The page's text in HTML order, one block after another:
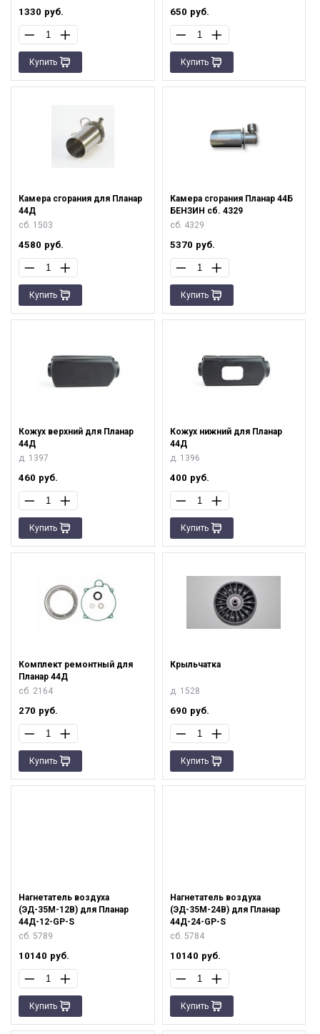
1330 руб.
Купить
650 руб.
Купить
Камера сгорания для Планар
44Д
сб. 1503
4580 руб.
Купить
Камера сгорания Планар 44Б
БЕНЗИН сб. 4329
сб. 4329
5370 руб.
Купить
Кожух верхний для Планар
44Д
д. 1397
460 руб.
Купить
Кожух нижний для Планар
44Д
д. 1396
400 руб.
Купить
Комплект ремонтный для
Планар 44Д
сб. 2164
270 руб.
Купить
Крыльчатка
д. 1528
690 руб.
Купить
Нагнетатель воздуха
(ЭД-35М-12В) для Планар
44Д-12-GP-S
сб. 5789
10140 руб.
Купить
Нагнетатель воздуха
(ЭД-35М-24В) для Планар
44Д-24-GP-S
сб. 5784
10140 руб.
Купить